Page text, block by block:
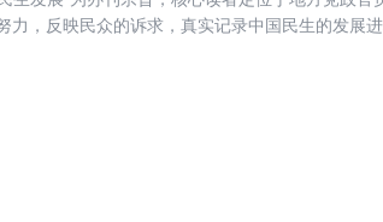
，反映民众的诉求，真实记录中国民生的发展进